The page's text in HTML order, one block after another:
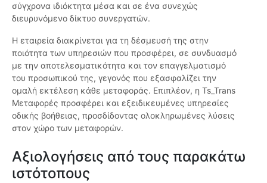
σύγχρονα ιδιόκτητα μέσα και σε ένα συνεχώς
διευρυνόμενο δίκτυο συνεργατών.
Η εταιρεία διακρίνεται για τη δέσμευσή της στην
ποιότητα των υπηρεσιών που προσφέρει, σε συνδυασμό
με την αποτελεσματικότητα και τον επαγγελματισμό
του προσωπικού της, γεγονός που εξασφαλίζει την
ομαλή εκτέλεση κάθε μεταφοράς. Επιπλέον, η Ts_Trans
Μεταφορές προσφέρει και εξειδικευμένες υπηρεσίες
οδικής βοήθειας, προσδίδοντας ολοκληρωμένες λύσεις
στον χώρο των μεταφορών.
Αξιολογήσεις από τους παρακάτω
ιστότοπους